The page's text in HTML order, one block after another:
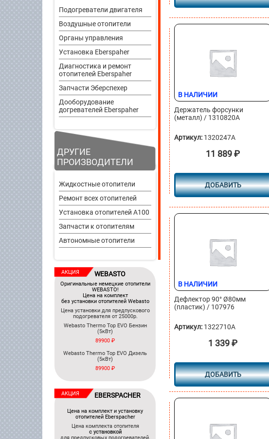
Подогреватели двигателя
Воздушные отопители
Органы управления
Установка Eberspaher
Диагностика и ремонт
отопителей Eberspaher
Запчасти Эберспехер
Дооборудование
догревателей Eberspaher
ДРУГИЕ
ПРОИЗВОДИТЕЛИ
Жидкостные отопители
Ремонт всех отопителей
Установка отопителей A100
Запчасти к отопителям
Автономные отопители
АКЦИЯ WEBASTO
Оригинальные немецкие отопители
WEBASTO!
Цена на комплект
без установки отопителей Webasto
Цена установки для предпускового
подогревателя от 25000р.
Webasto Thermo Top EVO Бензин
(5кВт)
89900 ₽
Webasto Thermo Top EVO Дизель
(5кВт)
89900 ₽
АКЦИЯ EBERSPACHER
Цена на комплект и установку
отопителей Eberspacher
Цена комплекта отопителя
c установкой
В НАЛИЧИИ
Держатель форсунки
(металл) / 1310820A
Артикул: 1320247A
11 889₽
ДОБАВИТЬ
В НАЛИЧИИ
Дефлектор 90° Ø80мм
(пластик) / 107976
Артикул: 1322710A
1 339₽
ДОБАВИТЬ